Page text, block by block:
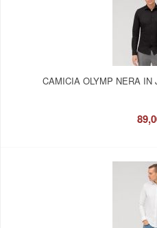
CAMICIA OLYMP NERA